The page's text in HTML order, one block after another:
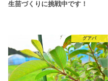
生苗づくりに挑戦中です！
グアバ